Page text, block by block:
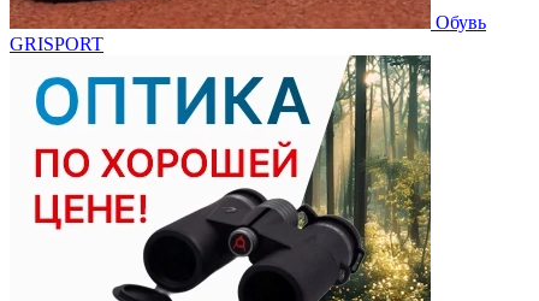
Обувь
GRISPORT